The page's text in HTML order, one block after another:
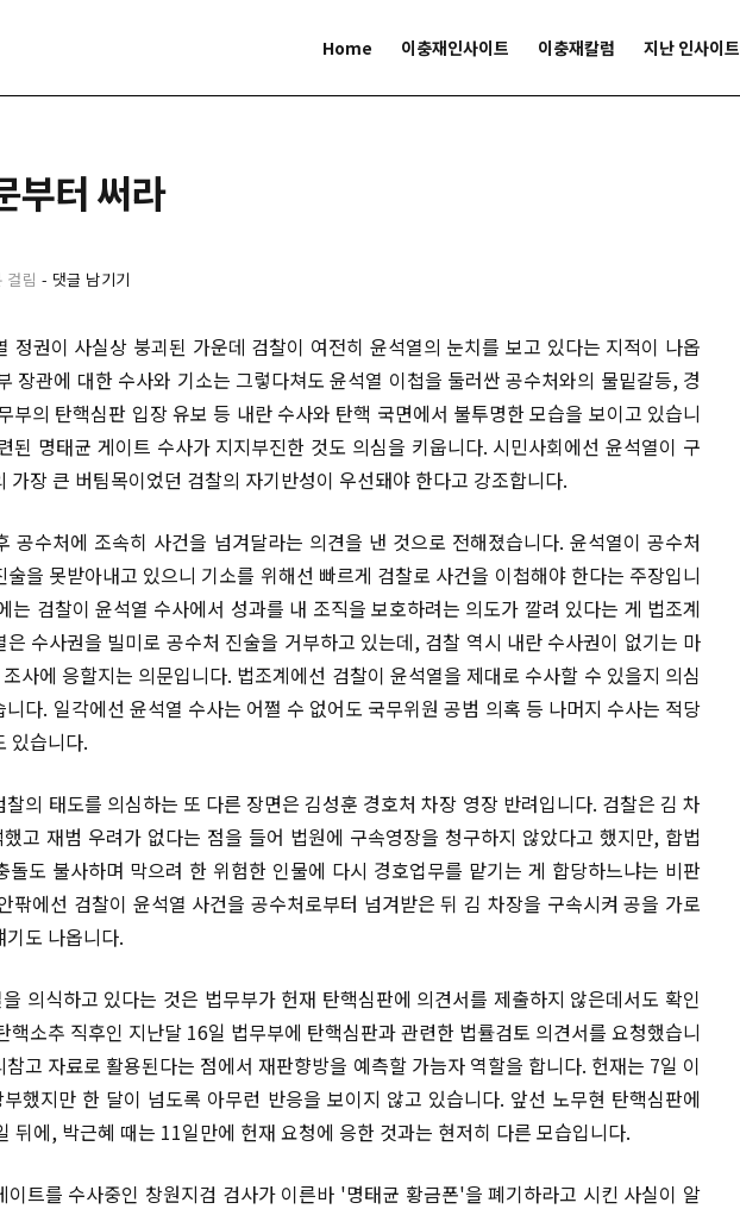
Home 이충재인사이트 이충재칼럼 지난 인사이트
부터 써라
걸림 - 댓글 남기기
정권이 사실상 붕괴된 가운데 검찰이 여전히 윤석열의 눈치를 보고 있다는 지적이 나옵
장관에 대한 수사와 기소는 그렇다쳐도 윤석열 이첩을 둘러싼 공수처와의 물밑갈등, 경
부의 탄핵심판 입장 유보 등 내란 수사와 탄핵 국면에서 불투명한 모습을 보이고 있습니
된 명태균 게이트 수사가 지지부진한 것도 의심을 키웁니다. 시민사회에선 윤석열이 구
가장 큰 버팀목이었던 검찰의 자기반성이 우선돼야 한다고 강조합니다.
공수처에 조속히 사건을 넘겨달라는 의견을 낸 것으로 전해졌습니다. 윤석열이 공수처
을 못받아내고 있으니 기소를 위해선 빠르게 검찰로 사건을 이첩해야 한다는 주장입니
는 검찰이 윤석열 수사에서 성과를 내 조직을 보호하려는 의도가 깔려 있다는 게 법조계
은 수사권을 빌미로 공수처 진술을 거부하고 있는데, 검찰 역시 내란 수사권이 없기는 마
사에 응할지는 의문입니다. 법조계에선 검찰이 윤석열을 제대로 수사할 수 있을지 의심
다. 일각에선 윤석열 수사는 어쩔 수 없어도 국무위원 공범 의혹 등 나머지 수사는 적당
있습니다.
의 태도를 의심하는 또 다른 장면은 김성훈 경호처 차장 영장 반려입니다. 검찰은 김 차
고 재범 우려가 없다는 점을 들어 법원에 구속영장을 청구하지 않았다고 했지만, 합법
돌도 불사하며 막으려 한 위험한 인물에 다시 경호업무를 맡기는 게 합당하느냐는 비판
팎에선 검찰이 윤석열 사건을 공수처로부터 넘겨받은 뒤 김 차장을 구속시켜 공을 가로
도 나옵니다.
의식하고 있다는 것은 법무부가 헌재 탄핵심판에 의견서를 제출하지 않은데서도 확인
핵소추 직후인 지난달 16일 법무부에 탄핵심판과 관련한 법률검토 의견서를 요청했습니
고 자료로 활용된다는 점에서 재판향방을 예측할 가늠자 역할을 합니다. 헌재는 7일 이
했지만 한 달이 넘도록 아무런 반응을 보이지 않고 있습니다. 앞선 노무현 탄핵심판에
뒤에, 박근혜 때는 11일만에 헌재 요청에 응한 것과는 현저히 다른 모습입니다.
이트를 수사중인 창원지검 검사가 이른바 '명태균 황금폰'을 폐기하라고 시킨 사실이 알